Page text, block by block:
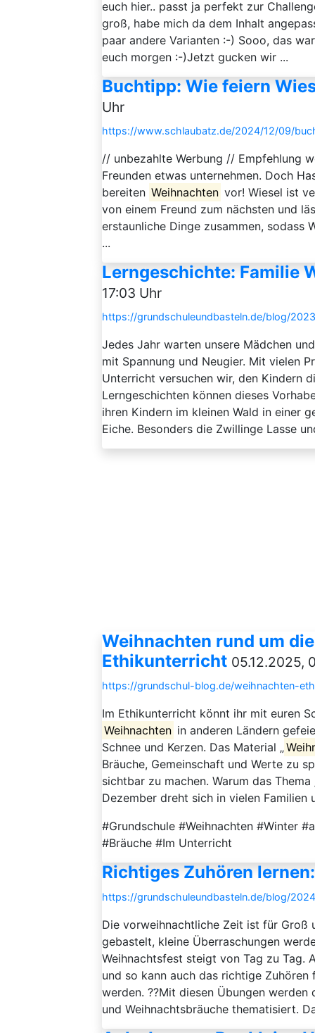
euch hier.. passt ja perfekt zur
groß, habe mich da dem Inhalt
paar andere Varianten :-) Sooo, das
euch morgen :-)Jetzt gucken wir ...
Buchtipp: Wie feiern
Uhr
https://www.schlaubatz.de/2024/12/09/
// unbezahlte Werbung // Empfehlung
Freunden etwas unternehmen. Doch
bereiten Weihnachten vor! Wiesel ist
von einem Freund zum nächsten und
erstaunliche Dinge zusammen, sodass
...
Lerngeschichte: Familie
17:03 Uhr
https://grundschuleundbasteln.de/blog/
Jedes Jahr warten unsere Mädchen
mit Spannung und Neugier. Mit vielen
Unterricht versuchen wir, den Kindern
Lerngeschichten können dieses
ihren Kindern im kleinen Wald in einer
Eiche. Besonders die Zwillinge Lasse
Weihnachten rund um
Ethikunterricht 05.12.2025,
https://grundschul-blog.de/weihnachten-
Im Ethikunterricht könnt ihr mit euren
Weihnachten in anderen Ländern
Schnee und Kerzen. Das Material „
Bräuche, Gemeinschaft und Werte zu
sichtbar zu machen. Warum das Thema
Dezember dreht sich in vielen Familien
#Grundschule #Weihnachten #Winter
#Bräuche #Im Unterricht
Richtiges Zuhören
https://grundschuleundbasteln.de/blog/
Die vorweihnachtliche Zeit ist für Groß
gebastelt, kleine Überraschungen
Weihnachtsfest steigt von Tag zu Tag.
und so kann auch das richtige
werden. ??Mit diesen Übungen
und Weihnachtsbräuche thematisiert.